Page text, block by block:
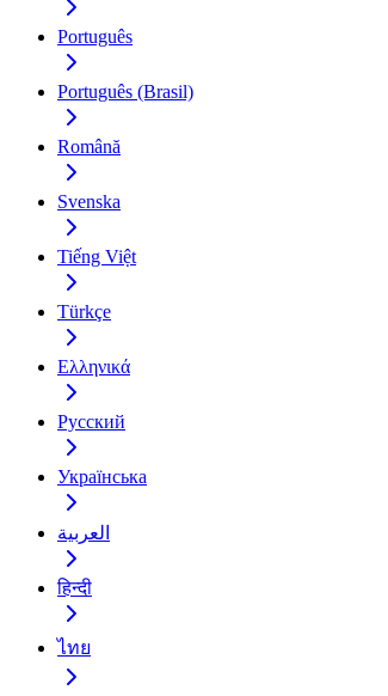
Português
Português (Brasil)
Română
Svenska
Tiếng Việt
Türkçe
Ελληνικά
Русский
Українська
العربية
हिन्दी
ไทย